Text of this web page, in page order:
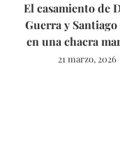
El casamiento de
Guerra y Santiago
en una chacra
21 marzo, 2026